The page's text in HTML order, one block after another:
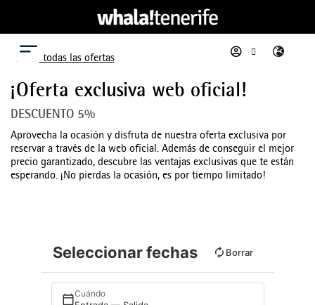
Ver todas las ofertas
¡Oferta exclusiva web oficial!
DESCUENTO 5%
Aprovecha la ocasión y disfruta de nuestra oferta exclusiva por
reservar a través de la web oficial. Además de conseguir el mejor
precio garantizado, descubre las ventajas exclusivas que te están
esperando. ¡No pierdas la ocasión, es por tiempo limitado!
Seleccionar fechas Borrar
Cuándo